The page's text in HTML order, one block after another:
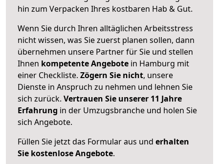
hin zum Verpacken Ihres kostbaren Hab & Gut.
Wenn Sie durch Ihren alltäglichen Arbeitsstress
nicht wissen, was Sie zuerst planen sollen, dann
übernehmen unsere Partner für Sie und stellen
Ihnen kompetente Angebote in Hamburg mit
einer Checkliste. Zögern Sie nicht, unsere
Dienste in Anspruch zu nehmen und lehnen Sie
sich zurück. Vertrauen Sie unserer 11 Jahre
Erfahrung in der Umzugsbranche und holen Sie
sich Angebote.
Füllen Sie jetzt das Formular aus und erhalten
Sie kostenlose Angebote.